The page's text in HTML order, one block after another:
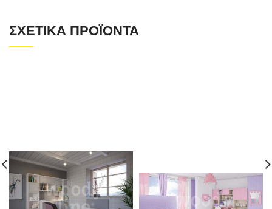
ΣΧΕΤΙΚΆ ΠΡΟΪΌΝΤΑ